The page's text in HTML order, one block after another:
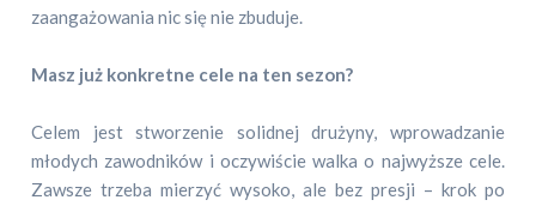
zaangażowania nic się nie zbuduje.
Masz już konkretne cele na ten sezon?
Celem jest stworzenie solidnej drużyny, wprowadzanie
młodych zawodników i oczywiście walka o najwyższe cele.
Zawsze trzeba mierzyć wysoko, ale bez presji – krok po